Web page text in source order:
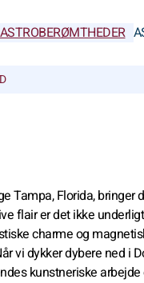
ASTROBERØMTHEDER
Tampa, Florida, bringer
flair er det ikke
charme og
vi dykker dybere ned i
kunstneriske arbejde